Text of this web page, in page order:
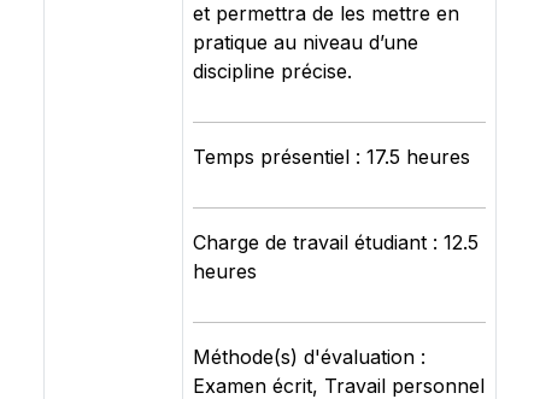
et permettra de les mettre en
pratique au niveau d’une
discipline précise.
Temps présentiel : 17.5 heures
Charge de travail étudiant : 12.5
heures
Méthode(s) d'évaluation :
Examen écrit, Travail personnel